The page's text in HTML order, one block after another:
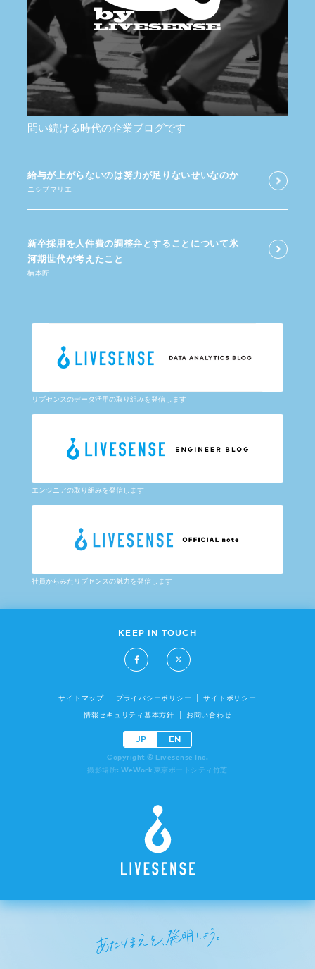
問い続ける時代の企業ブログです
給与が​上がらないのは​努力が​足りないせいなのか
ニシブマリエ
新卒採用を​人件費の​調整弁と​する​ことに​ついて​氷
河期世代が​考えた​こと
楠本匠
リブセンスのデータ活用の取り組みを発信します
エンジニアの取り組みを発信します
社員からみたリブセンスの魅力を発信します
KEEP IN TOUCH
サイトマップ プライバシーポリシー サイトポリシー
情報セキュリティ基本方針 お問い合わせ
JP EN
Copyright © Livesense Inc.
撮影場所: WeWork 東京ポートシティ竹芝